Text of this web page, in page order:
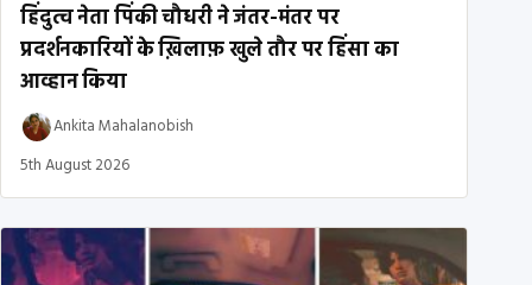
हिंदुत्व नेता पिंकी चौधरी ने जंतर-मंतर पर
प्रदर्शनकारियों के ख़िलाफ़ खुले तौर पर हिंसा का
आव्हान किया
Ankita Mahalanobish
5th August 2026